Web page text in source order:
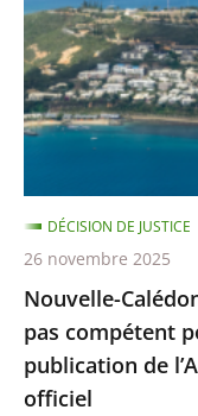
pérille...
juge
administratif
n’est
pas
pour
se
prononcer
sur
la
publication
de
Nouvelle-
pas compétent
publication de
officiel
DÉCISION DE JUSTICE
26 novembre 2025